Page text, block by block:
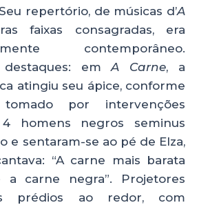
repertório, de músicas d’A
faixas consagradas, era
contemporâneo.
destaques: emA Carne, a
atingiu seu ápice, conforme
por intervenções
4 homens negros seminus
e sentaram-se ao pé de Elza,
“A carne mais barata
carne negra”. Projetores
prédios ao redor, com